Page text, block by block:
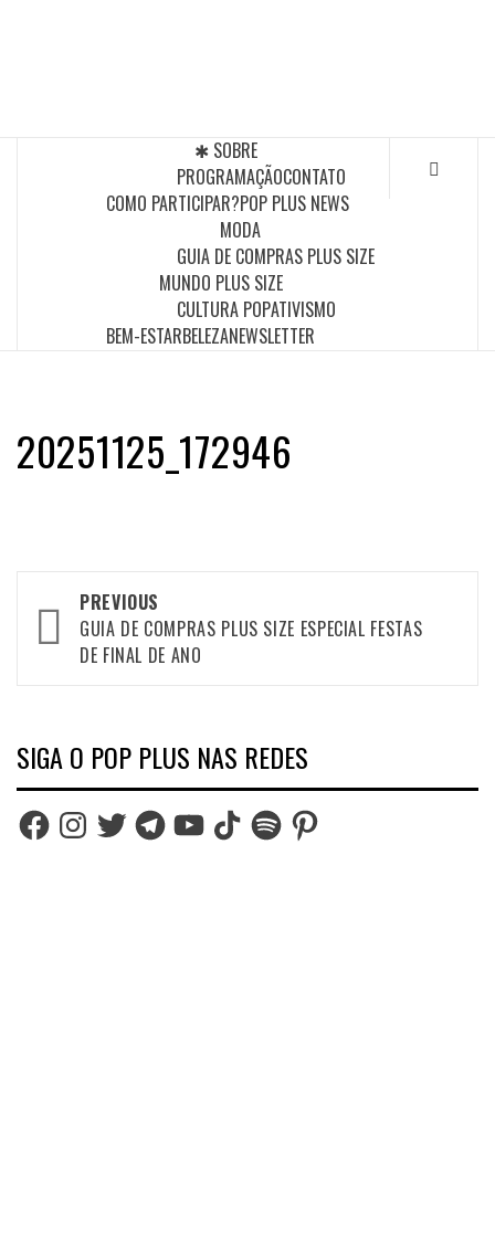
✱ SOBRE
PROGRAMAÇÃOCONTATO
COMO PARTICIPAR?POP PLUS NEWS
MODA
GUIA DE COMPRAS PLUS SIZE
MUNDO PLUS SIZE
CULTURA POPATIVISMO
BEM-ESTARBELEZANEWSLETTER
20251125_172946
Post
navigation
PREVIOUS
GUIA DE COMPRAS PLUS SIZE ESPECIAL FESTAS
DE FINAL DE ANO
SIGA O POP PLUS NAS REDES
FacebookInstagram
TwitterTelegramYouTubeTikTokSpotifyPinterest